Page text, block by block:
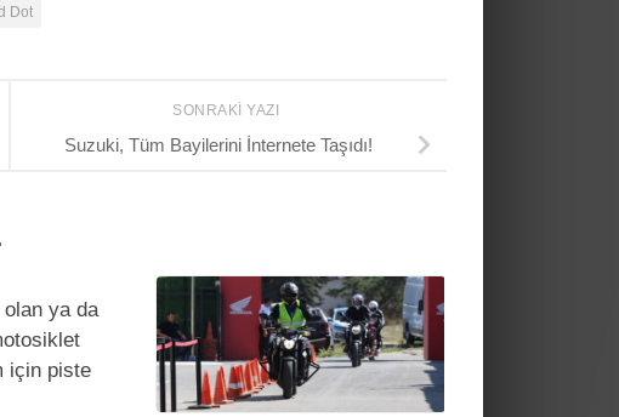
Dot
SONRAKI YAZI
Suzuki, Tüm Bayilerini İnternete Taşıdı!
ya da
için piste